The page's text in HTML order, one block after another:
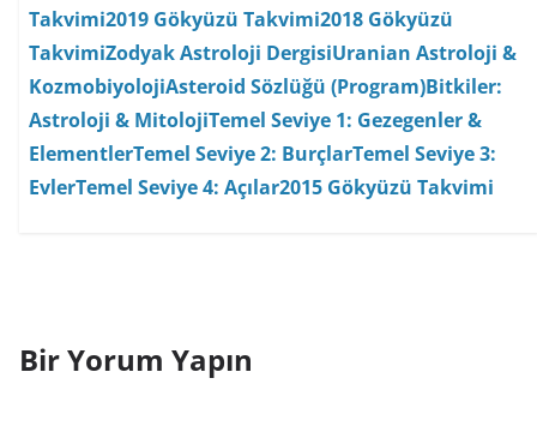
Takvimi2019 Gökyüzü Takvimi2018 Gökyüzü
TakvimiZodyak Astroloji DergisiUranian Astroloji &
KozmobiyolojiAsteroid Sözlüğü (Program)Bitkiler:
Astroloji & MitolojiTemel Seviye 1: Gezegenler &
ElementlerTemel Seviye 2: BurçlarTemel Seviye 3:
EvlerTemel Seviye 4: Açılar2015 Gökyüzü Takvimi
Bir Yorum Yapın